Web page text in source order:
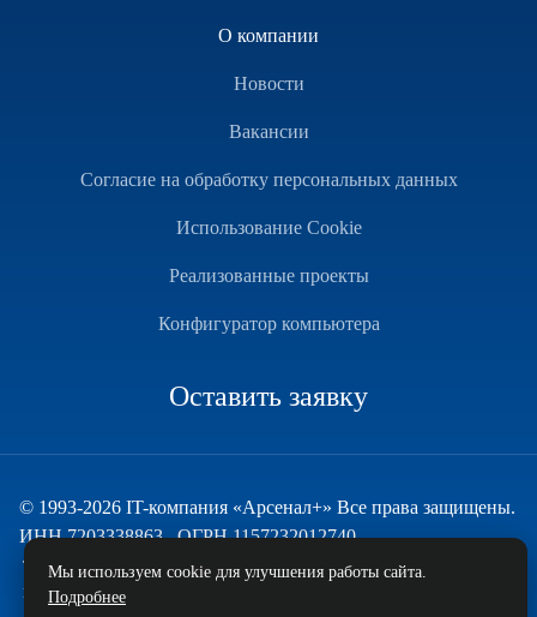
О компании
Новости
Вакансии
Согласие на обработку персональных данных
Использование Cookie
Реализованные проекты
Конфигуратор компьютера
Оставить заявку
© 1993-2026 IT-компания «Арсенал+» Все права защищены.
ИНН 7203338863 , ОГРН 1157232012740
Техническая поддержка
и развитие — ECHO
Мы используем cookie для улучшения работы сайта.
Подробнее